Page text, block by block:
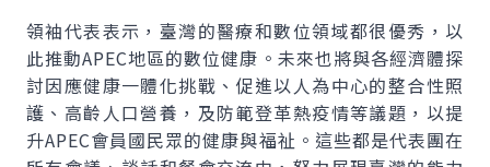
領袖代表表示，臺灣的醫療和數位領域都很優秀，以
此推動APEC地區的數位健康。未來也將與各經濟體探
討因應健康一體化挑戰、促進以人為中心的整合性照
護、高齡人口營養，及防範登革熱疫情等議題，以提
升APEC會員國民眾的健康與福祉。這些都是代表團在